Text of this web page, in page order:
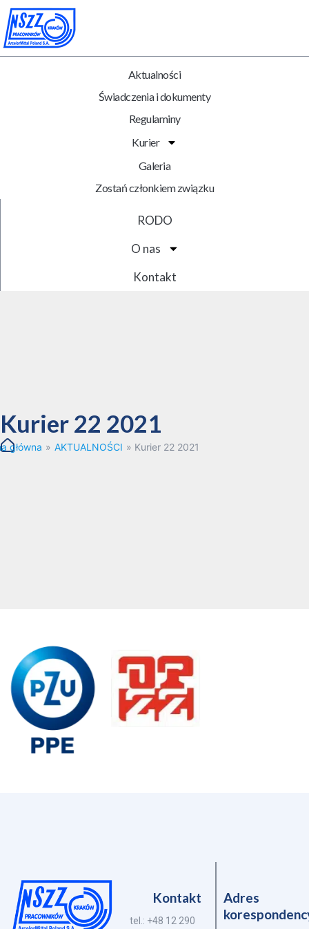
RODO
O nas
Kontakt
Aktualności
Świadczenia i dokumenty
Regulaminy
Kurier
Galeria
Zostań członkiem związku
Kurier 22 2021
główna » AKTUALNOŚCI » Kurier 22 2021
Kontakt
tel.: +48 12 290
Adres